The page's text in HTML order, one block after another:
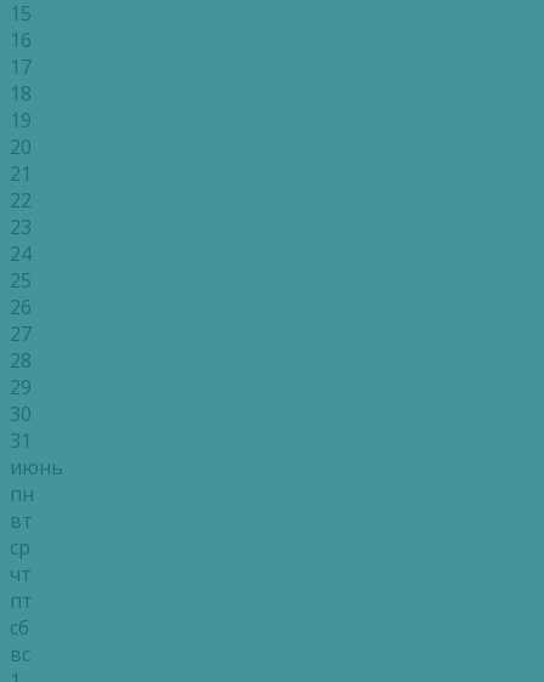
15
16
17
18
19
20
21
22
23
24
25
26
27
28
29
30
31
июнь
пн
вт
ср
чт
пт
сб
вс